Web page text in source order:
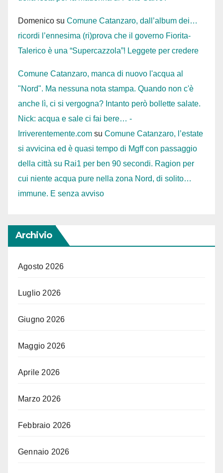
Domenico su Comune Catanzaro, dall’album dei…
ricordi l’ennesima (ri)prova che il governo Fiorita-
Talerico è una “Supercazzola”! Leggete per credere
Comune Catanzaro, manca di nuovo l'acqua al
"Nord". Ma nessuna nota stampa. Quando non c'è
anche lì, ci si vergogna? Intanto però bollette salate.
Nick: acqua e sale ci fai bere… -
Irriverentemente.com su Comune Catanzaro, l’estate
si avvicina ed è quasi tempo di Mgff con passaggio
della città su Rai1 per ben 90 secondi. Ragion per
cui niente acqua pure nella zona Nord, di solito…
immune. E senza avviso
Archivio
Agosto 2026
Luglio 2026
Giugno 2026
Maggio 2026
Aprile 2026
Marzo 2026
Febbraio 2026
Gennaio 2026